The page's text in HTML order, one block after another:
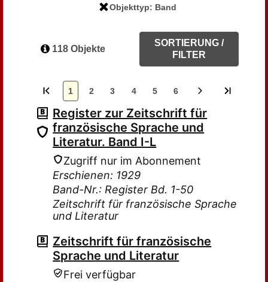
Objekttyp: Band
118 Objekte
SORTIERUNG /
FILTER
1 2 3 4 5 6
Register zur Zeitschrift für
französische Sprache und
Literatur. Band I-L
Zugriff nur im Abonnement
Erschienen: 1929
Band-Nr.: Register Bd. 1-50
Zeitschrift für französische Sprache
und Literatur
Zeitschrift für französische
Sprache und Literatur
Frei verfügbar